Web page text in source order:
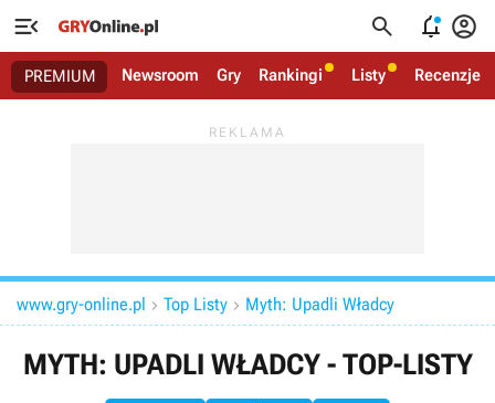
   
PREMIUM Newsroom Gry Rankingi Listy Recenzje
www.gry-online.pl  Top Listy  Myth: Upadli Władcy
MYTH: UPADLI WŁADCY - TOP-LISTY